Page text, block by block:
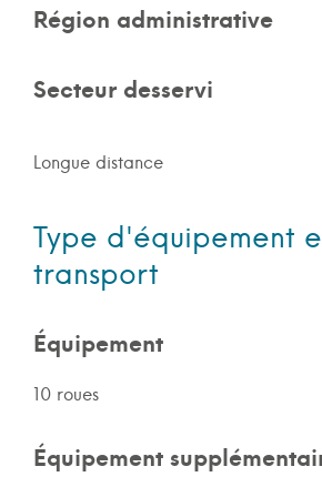
Région administrative
Secteur desservi
Longue distance
Type d'équipement
transport
Équipement
10 roues
Équipement